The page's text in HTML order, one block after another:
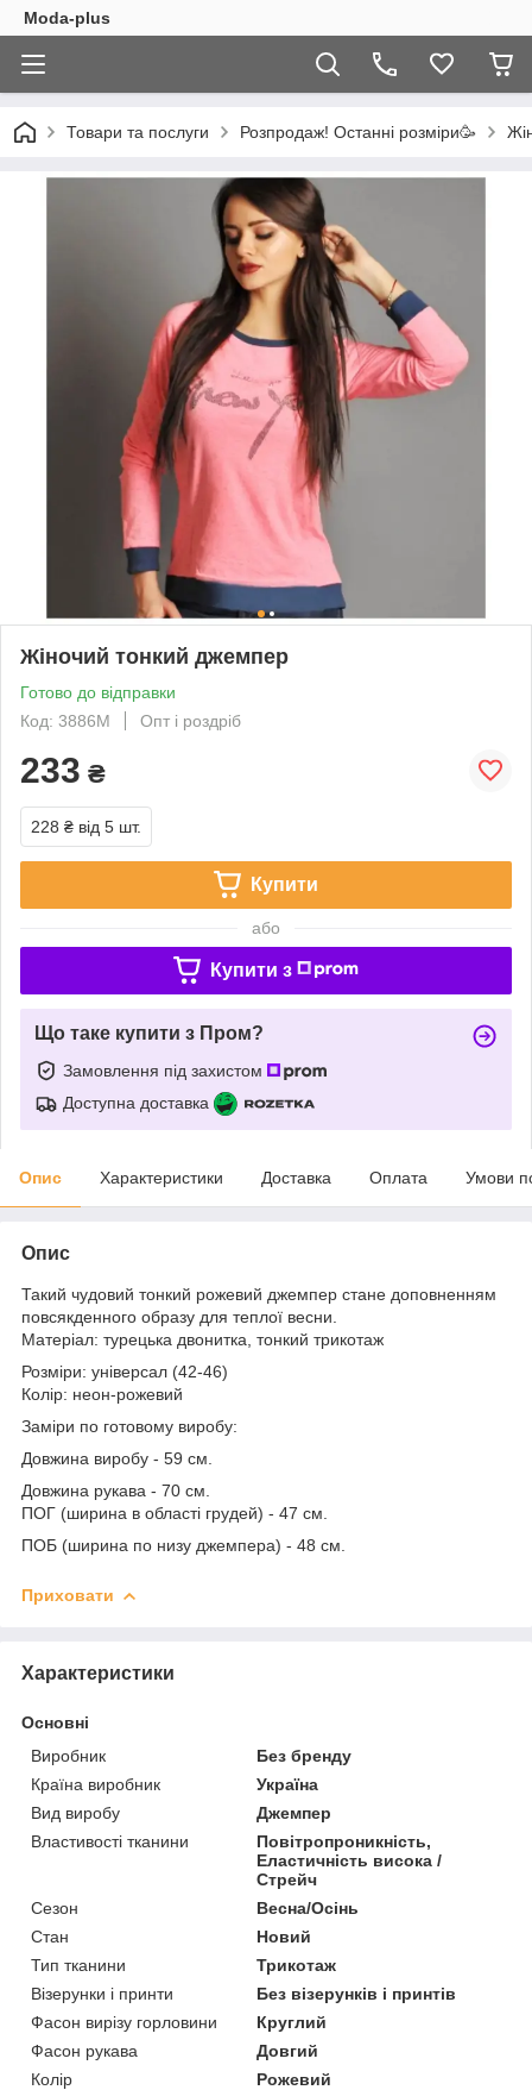
Moda-plus
Товари та послуги Розпродаж! Останні розміри🥳
Жіночий тонкий джемпер
Готово до відправки
Код: 3886М
Опт і роздріб
233 ₴
228 ₴ від 5 шт.
Купити
або
Купити з
Що таке купити з Пром?
Замовлення під захистом
Доступна доставка
Опис Характеристики Доставка Оплата Умови
Опис
Такий чудовий тонкий рожевий джемпер стане доповненням
повсякденного образу для теплої весни.
Матеріал: турецька двонитка, тонкий трикотаж
Розміри: універсал (42-46)
Колір: неон-рожевий
Заміри по готовому виробу:
Довжина виробу - 59 см.
Довжина рукава - 70 см.
ПОГ (ширина в області грудей) - 47 см.
ПОБ (ширина по низу джемпера) - 48 см.
Приховати
Характеристики
Основні
Виробник
Без бренду
Країна виробник
Україна
Вид виробу
Джемпер
Властивості тканини
Повітропроникність,
Еластичність висока /
Стрейч
Сезон
Весна/Осінь
Стан
Новий
Тип тканини
Трикотаж
Візерунки і принти
Без візерунків і принтів
Фасон вирізу горловини
Круглий
Фасон рукава
Довгий
Колір
Рожевий